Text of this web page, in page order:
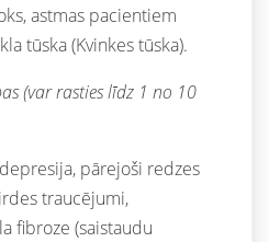
astmas pacientiem
tūska (Kvinkes tūska).
(var rasties līdz 1 no 10
pārejoši redzes
traucējumi,
fibroze (saistaudu